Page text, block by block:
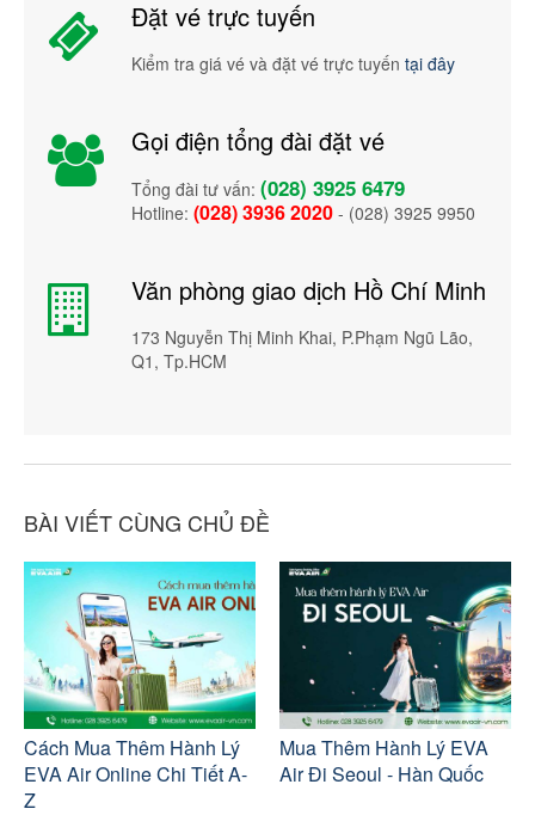
Đặt vé trực tuyến
Kiểm tra giá vé và đặt vé trực tuyến tại đây
Gọi điện tổng đài đặt vé
Tổng đài tư vấn: (028) 3925 6479
Hotline: (028) 3936 2020 - (028) 3925 9950
Văn phòng giao dịch Hồ Chí Minh
173 Nguyễn Thị Minh Khai, P.Phạm Ngũ Lão,
Q1, Tp.HCM
BÀI VIẾT CÙNG CHỦ ĐỀ
Cách Mua Thêm Hành Lý
EVA Air Online Chi Tiết A-
Z
Mua Thêm Hành Lý EVA
Air Đi Seoul - Hàn Quốc